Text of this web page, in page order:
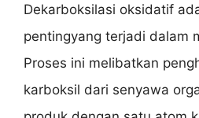
Dekarboksilasi oksidatif
pentingyang terjadi dalam
Proses ini melibatkan
karboksil dari senyawa